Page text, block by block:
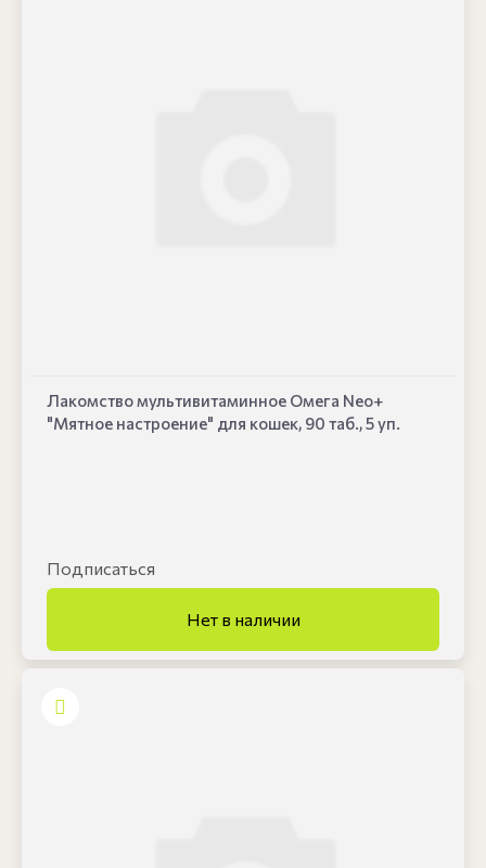
Лакомство мультивитаминное Омега Neo+
"Мятное настроение" для кошек, 90 таб., 5 уп.
Подписаться